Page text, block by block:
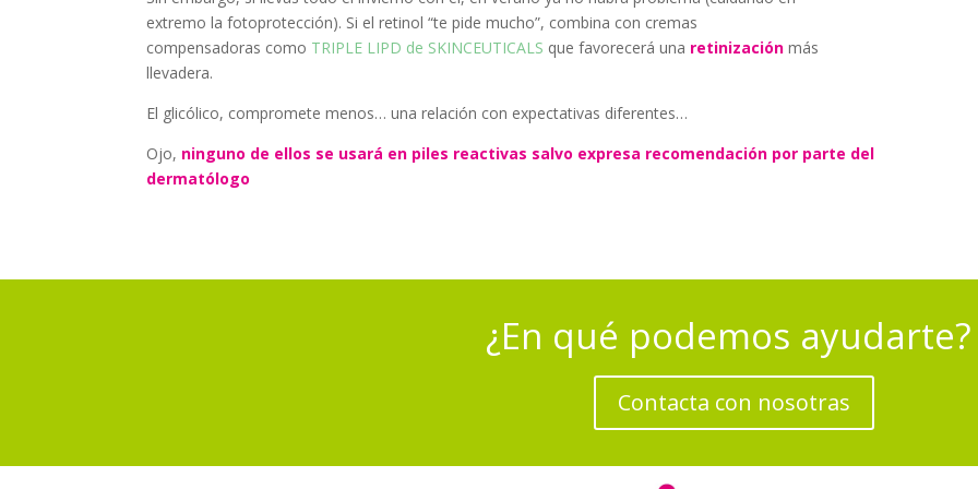
extremo la fotoprotección). Si el retinol “te pide mucho”, combina con cremas
compensadoras como TRIPLE LIPD de SKINCEUTICALS que favorecerá una retinización más
llevadera.
El glicólico, compromete menos… una relación con expectativas diferentes…
Ojo, ninguno de ellos se usará en piles reactivas salvo expresa recomendación por parte del
dermatólogo
¿En qué podemos
Contacta con nosotras